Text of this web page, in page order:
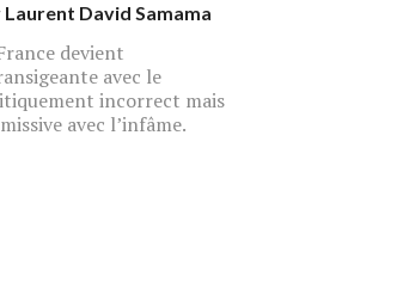
Laurent David Samama
devient
avec le
incorrect mais
avec l’infâme.